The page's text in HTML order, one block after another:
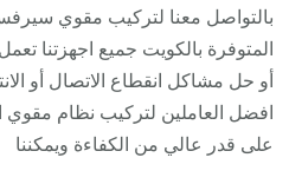
بالتواصل معنا لتركيب مقوي
المتوفرة بالكويت جميع اجهزتنا
أو حل مشاكل انقطاع الاتصال أو
افضل العاملين لتركيب نظام
على قدر عالي من الكفاءة ويمكننا